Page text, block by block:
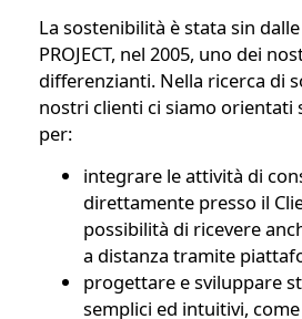
La sostenibilità è stata sin
PROJECT, nel 2005, uno dei
differenzianti. Nella ricerca di
nostri clienti ci siamo orientati
per:
integrare le attività di
direttamente presso il
possibilità di ricevere
a distanza tramite
progettare e sviluppare
semplici ed intuitivi,